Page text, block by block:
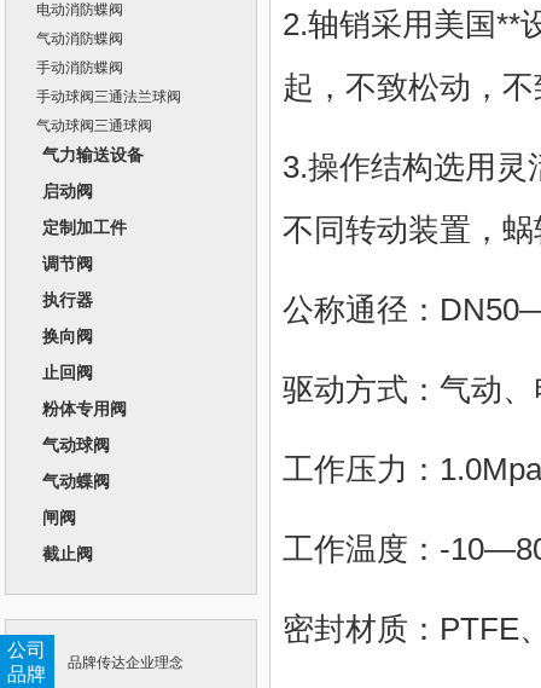
电动消防蝶阀
气动消防蝶阀
手动消防蝶阀
手动球阀三通法兰球阀
气动球阀三通球阀
气力输送设备
启动阀
定制加工件
调节阀
执行器
换向阀
止回阀
粉体专用阀
气动球阀
气动蝶阀
闸阀
截止阀
公司
品牌
品牌传达企业理念
2.轴销采用美国**
起，不致松动，
3.操作结构选用
不同转动装置，
公称通径：
驱动方式：气动
工作压力：
工作温度：-
密封材质：PTFE